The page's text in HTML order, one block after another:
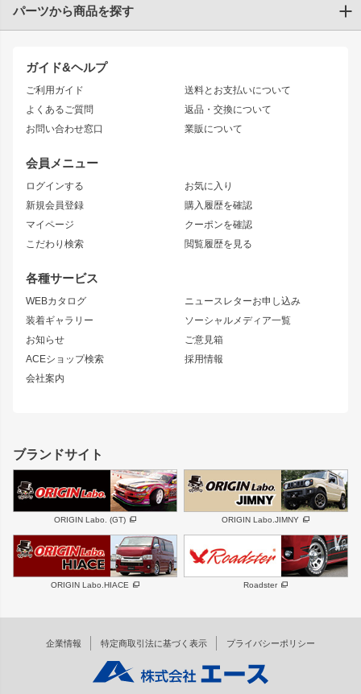
ガイド&ヘルプ
ご利用ガイド
よくあるご質問
お問い合わせ窓口
送料とお支払いについて
返品・交換について
業販について
会員メニュー
ログインする
新規会員登録
マイページ
こだわり検索
お気に入り
購入履歴を確認
クーポンを確認
閲覧履歴を見る
各種サービス
WEBカタログ
装着ギャラリー
お知らせ
ACEショップ検索
会社案内
ニュースレターお申し込み
ソーシャルメディア一覧
ご意見箱
採用情報
トヨタ
JZX90 CHASER
JZX110 MARK II
JZX100 MARK II
JZX90 MARK II
トレノ
マークX
アリスト
ソアラ
アルテッツァ
ニッサン
S15 シルビア
S14 シルビア 後期
S13 シルビア
180SX
シルエイティ
ワンビア
ローレル
セフィーロ
キャラバン
スズキ
GS350
SC
スバル 三菱
デリカ D:5
軽自動車 汎用
パーツから商品を探す
エアロシリーズ
ドリフトライン
風神
雷神
レーシングライン
アタックライン
ストリームライン
リアウイング
ジムニーパーツ
ホイール
MUD-S7
MUD-SR7
まつど家 鉄漢
ボンネット
フェンダー
サイドパーツ
リアゲート
メンテナンスパーツ
ハイエースパーツ
ホイール
DAYTONA-RS
DAYTONA-RS NEO
エアロシリーズ
RUGGER MODEL
DTM:exclusive
オーバーフェンダー
ワイパーガード
ブランドサイト
ORIGIN Labo. (GT) ORIGIN Labo.JIMNY
ORIGIN Labo.HIACE Roadster
企業情報 特定商取引法に基づく表示 プライバシーポリシー